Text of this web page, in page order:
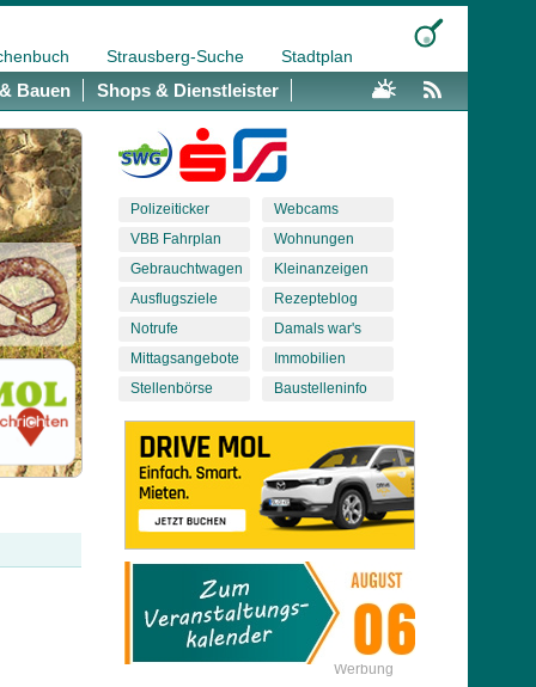
Strausberg-Suche Stadtplan
Bauen Shops & Dienstleister
Polizeiticker
VBB Fahrplan
Gebrauchtwagen
Ausflugsziele
Notrufe
Mittagsangebote
Stellenbörse
Webcams
Wohnungen
Kleinanzeigen
Rezepteblog
Damals war's
Immobilien
Baustelleninfo
Werbung